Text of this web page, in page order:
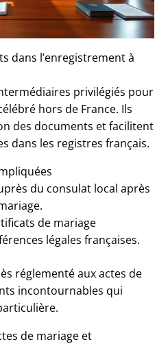
dans l’enregistrement à
privilégiés pour
hors de France. Ils
des documents et facilitent
dans les registres français.
du consulat local après
de mariage
légales françaises.
réglementé aux actes de
incontournables qui
de mariage et